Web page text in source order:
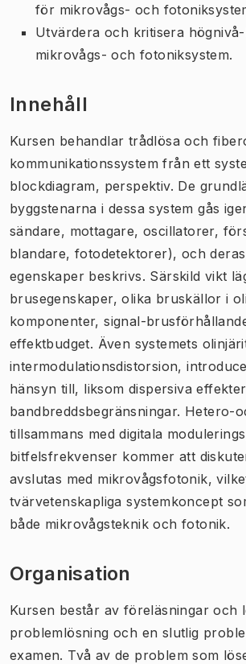
för mikrovågs- och
Utvärdera och kritisera
mikrovågs- och fotoniksystem.
Innehåll
Kursen behandlar trådlösa och
kommunikationssystem från ett
blockdiagram, perspektiv. De
byggstenarna i dessa system gås
sändare, mottagare, oscillatorer,
blandare, fotodetektorer), och
egenskaper beskrivs. Särskild vikt
brusegenskaper, olika bruskällor i
komponenter, signal-
effektbudget. Även systemets
intermodulationsdistorsion,
hänsyn till, liksom dispersiva
bandbreddsbegränsningar. Hetero-
tillsammans med digitala
bitfelsfrekvenser kommer att
avslutas med mikrovågsfotonik,
tvärvetenskapliga systemkoncept
både mikrovågsteknik och fotonik.
Organisation
Kursen består av föreläsningar och
problemlösning och en slutlig
examen. Två av de problem som